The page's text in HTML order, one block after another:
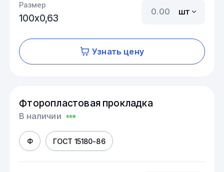
Размер
100х0,63
шт
Узнать цену
Фторопластовая прокладка
В наличии
Ф ГОСТ 15180-86